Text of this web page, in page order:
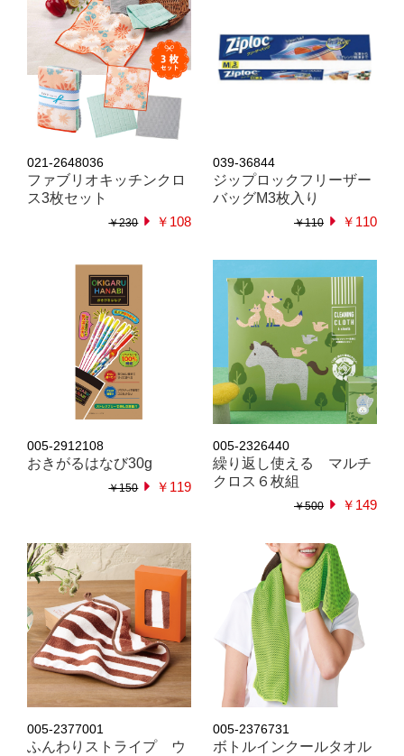
021-2648036
ファブリオキッチンクロ
ス3枚セット
￥230 ￥108
039-36844
ジップロックフリーザー
バッグM3枚入り
￥110 ￥110
005-2912108
おきがるはなび30g
￥150 ￥119
005-2326440
繰り返し使える マルチ
クロス６枚組
￥500 ￥149
005-2377001
ふんわりストライプ ウ
005-2376731
ボトルインクールタオル